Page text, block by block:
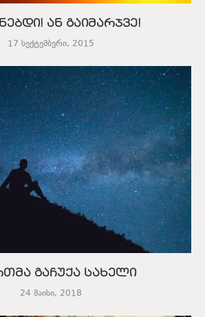
ან გაიმარჯვე!
17 სექტემბერი, 2015
გაჩუქა სახელი
24 მაისი, 2018